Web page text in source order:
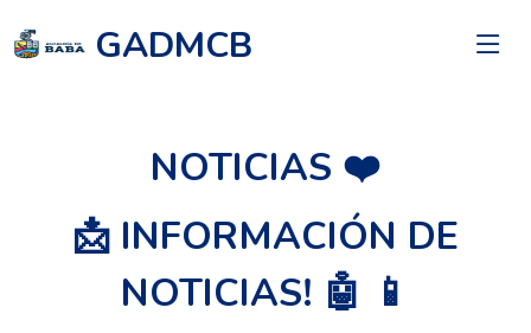
GADMCB
NOTICIAS ❤️
📩 INFORMACIÓN DE
NOTICIAS! 🤖 📱